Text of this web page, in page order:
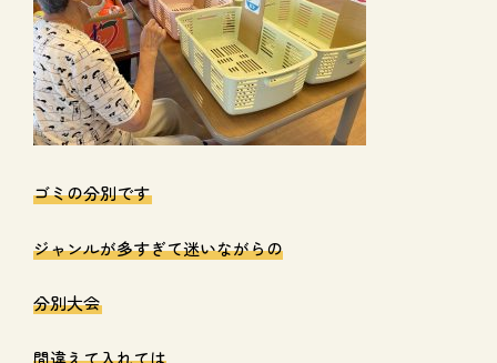
ゴミの分別です
ジャンルが多すぎて迷いながらの
分別大会
間違えて入れては